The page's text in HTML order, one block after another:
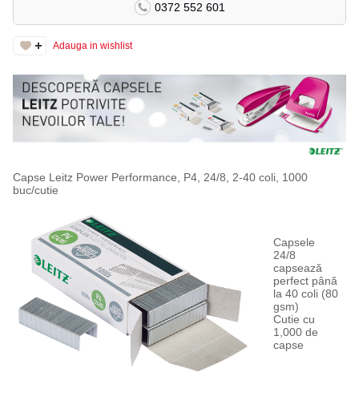
0372 552 601
Adauga in wishlist
Capse Leitz Power Performance, P4, 24/8, 2-40 coli, 1000
buc/cutie
Capsele
24/8
capsează
perfect până
la 40 coli (80
gsm)
Cutie cu
1,000 de
capse